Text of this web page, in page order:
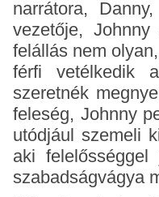
narrátora,
vezetője,
felállás nem
férfi vetélkedik
szeretnék
feleség, Johnny
utódjául szemeli
aki
szabadságvágya